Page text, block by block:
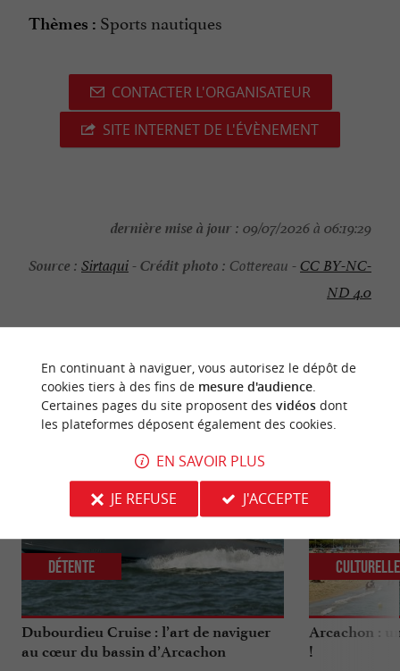
Thèmes : Sports nautiques
CONTACTER L'ORGANISATEUR
SITE INTERNET DE L'ÉVÈNEMENT
dernière mise à jour : 09/07/2026 à 06:19:29
Source : Sirtaqui-Crédit photo : Cottereau -CC BY-NC-
ND 4.0
NOUS AVONS TESTÉPOUR VOUS
Dubourdieu Cruise : l’art de naviguer
au cœur du bassin d’Arcachon
Détente
Arcachon :
!
Culturelle
En continuant à naviguer, vous autorisez le dépôt de
cookies tiers à des fins de mesure d'audience.
Certaines pages du site proposent des vidéosdont
les plateformes déposent également des cookies.
EN SAVOIR PLUS
JE REFUSE
J'ACCEPTE